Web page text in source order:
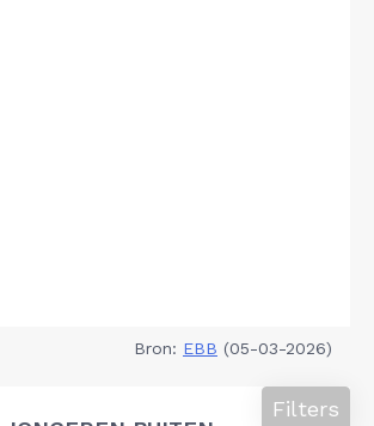
Bron: EBB (05-03-2026)
Filters